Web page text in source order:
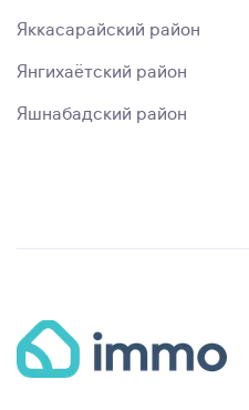
Яккасарайский район
Янгихаётский район
Яшнабадский район